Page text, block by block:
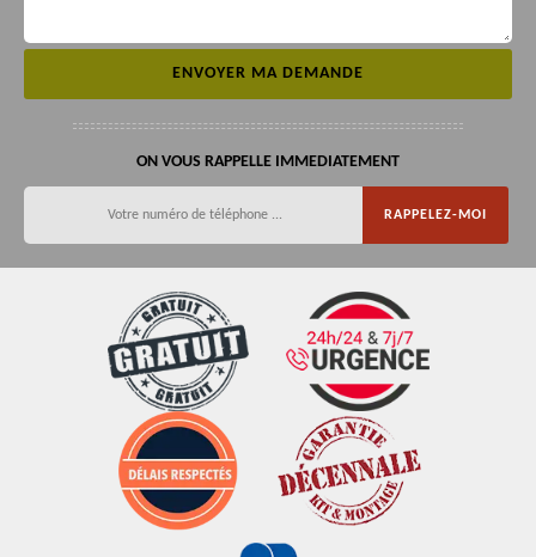
ON VOUS RAPPELLE IMMEDIATEMENT